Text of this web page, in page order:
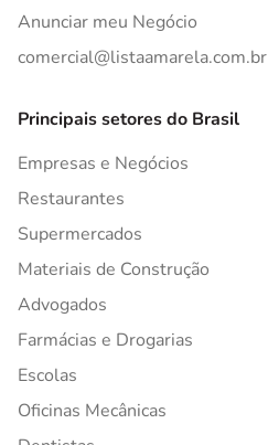
Anunciar meu Negócio
comercial@listaamarela.com.br
Principais setores do Brasil
Empresas e Negócios
Restaurantes
Supermercados
Materiais de Construção
Advogados
Farmácias e Drogarias
Escolas
Oficinas Mecânicas